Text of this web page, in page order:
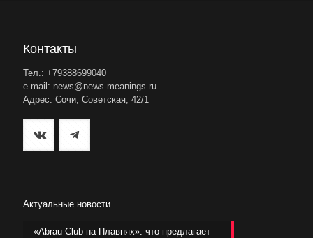
Контакты
Тел.: +79388699040
e-mail: news@news-meanings.ru
Адрес: Сочи, Советская, 42/1
Актуальные новости
«Abrau Club на Плавнях»: что предлагает